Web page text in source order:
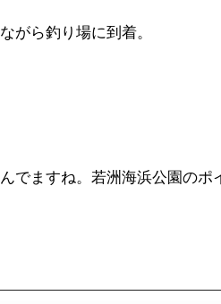
がら釣り場に到着。
でますね。若洲海浜公園の